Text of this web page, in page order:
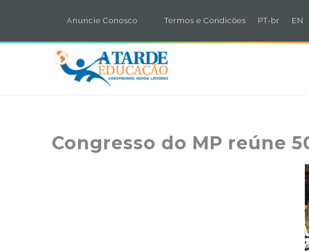
Anuncie Conosco Termos e Condicões PT-br EN
Congresso do MP reúne